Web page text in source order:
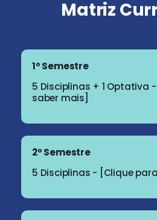
Matriz
1º Semestre
5 Disciplinas + 1 Optativa
saber mais]
2º Semestre
5 Disciplinas - [Clique